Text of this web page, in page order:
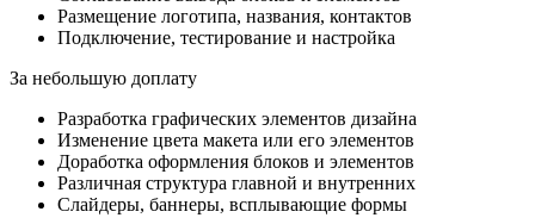
Размещение логотипа, названия, контактов
Подключение, тестирование и настройка
За небольшую доплату
Разработка графических элементов дизайна
Изменение цвета макета или его элементов
Доработка оформления блоков и элементов
Различная структура главной и внутренних
Слайдеры, баннеры, всплывающие формы